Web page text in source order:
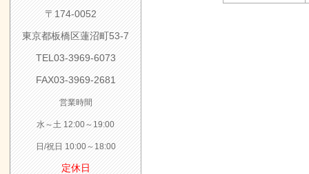
〒174-0052
東京都板橋区蓮沼町53-7
TEL03-3969-6073
FAX03-3969-2681
営業時間
水～土 12:00～19:00
日/祝日 10:00～18:00
定休日